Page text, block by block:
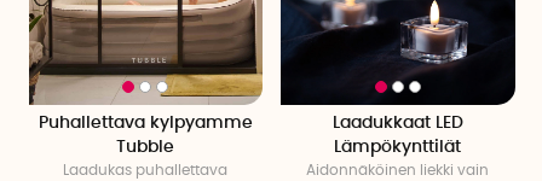
Puhallettava kylpyamme
Tubble
Laadukas puhallettava
Laadukkaat LED
Lämpökynttilät
Aidonnäköinen liekki vain